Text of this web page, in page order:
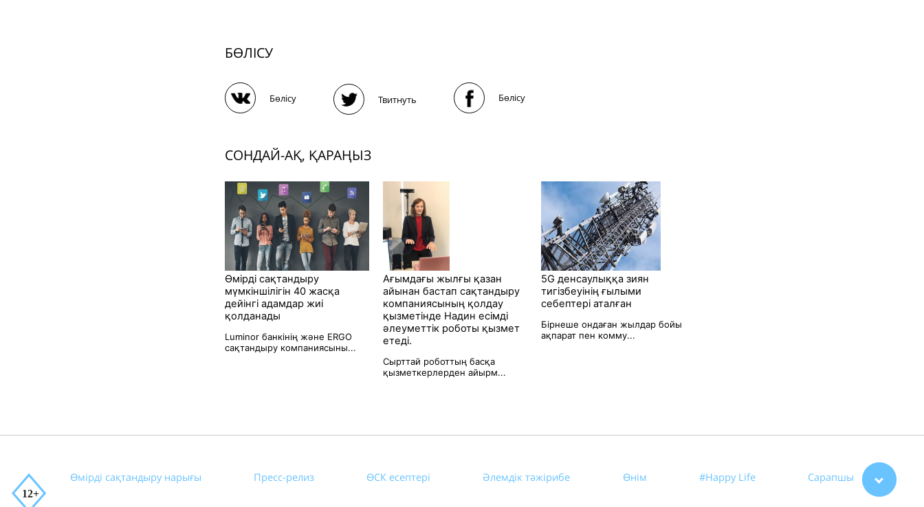
БӨЛІСУ
Бөлісу Твитнуть Бөлісу
СОНДАЙ-АҚ, ҚАРАҢЫЗ
Өмірді сақтандыру
мүмкіншілігін 40 жасқа
дейінгі адамдар жиі
қолданады
Luminor банкінің және ERGO
сақтандыру компаниясыны...
Ағымдағы жылғы қазан
айынан бастап сақтандыру
компаниясының қолдау
қызметінде Надин есімді
әлеуметтік роботы қызмет
етеді.
Сырттай роботтың басқа
қызметкерлерден айырм...
5G денсаулыққа зиян
тигізбеуінің ғылыми
себептері аталған
Бірнеше ондаған жылдар бойы
ақпарат пен комму...
Өмірді сақтандыру нарығы Пресс-релиз ӨСК есептері Әлемдік тәжірибе Өнім #Happy Life Сарапшы